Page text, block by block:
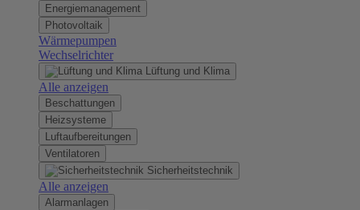
Energiemanagement
Photovoltaik
Wärmepumpen
Wechselrichter
Lüftung und Klima
Alle anzeigen
Beschattungen
Heizsysteme
Luftaufbereitungen
Ventilatoren
Sicherheitstechnik
Alle anzeigen
Alarmanlagen